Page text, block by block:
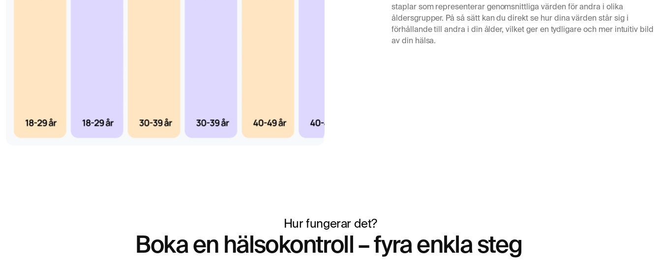
De som genomför hormonella tester och vill få en mer komplett bild av sin
hormonbalans.
staplar som representerar genomsnittliga värden för andra i olika
åldersgrupper. På så sätt kan du direkt se hur dina värden står sig i
förhållande till andra i din ålder, vilket ger en tydligare och mer intuitiv bild
av din hälsa.
Hur fungerar det?
Boka en hälsokontroll – fyra enkla steg